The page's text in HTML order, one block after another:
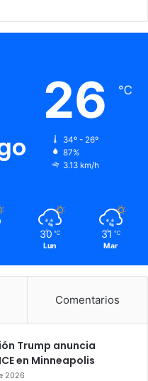
26 ℃
34º - 26º
87%
3.13 km/h
30 ℃
Lun
31 ℃
Mar
Comentarios
Trump anuncia
en Minneapolis
2026